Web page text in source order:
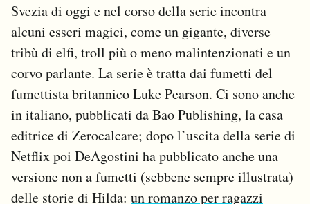
Svezia di oggi e nel corso della serie incontra
alcuni esseri magici, come un gigante, diverse
tribù di elfi, troll più o meno malintenzionati e un
corvo parlante. La serie è tratta dai fumetti del
fumettista britannico Luke Pearson. Ci sono anche
in italiano, pubblicati da Bao Publishing, la casa
editrice di Zerocalcare; dopo l’uscita della serie di
Netflix poi DeAgostini ha pubblicato anche una
versione non a fumetti (sebbene sempre illustrata)
delle storie di Hilda: un romanzo per ragazzi